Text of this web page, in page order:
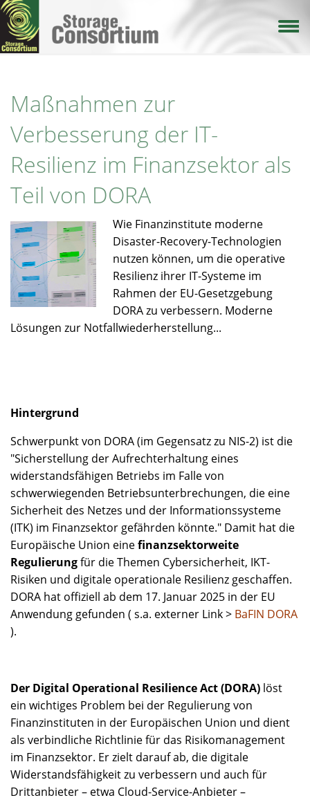
Direkt
zum
Inhalt
Maßnahmen zur
Verbesserung der IT-
Resilienz im Finanzsektor als
Teil von DORA
Wie Finanzinstitute moderne
Disaster-Recovery-Technologien
nutzen können, um die operative
Resilienz ihrer IT-Systeme im
Rahmen der EU-Gesetzgebung
DORA zu verbessern. Moderne
Lösungen zur Notfallwiederherstellung...
Hintergrund
Schwerpunkt von DORA (im Gegensatz zu NIS-2) ist die
"Sicherstellung der Aufrechterhaltung eines
widerstandsfähigen Betriebs im Falle von
schwerwiegenden Betriebsunterbrechungen, die eine
Sicherheit des Netzes und der Informationssysteme
(ITK) im Finanzsektor gefährden könnte." Damit hat die
Europäische Union einefinanzsektorweite
Regulierungfür die Themen Cybersicherheit, IKT-
Risiken und digitale operationale Resilienz geschaffen.
DORA hat offiziell ab dem 17. Januar 2025 in der EU
Anwendung gefunden ( s.a. externer Link > BaFIN DORA
).
Der Digital Operational Resilience Act (DORA) löst
ein wichtiges Problem bei der Regulierung von
Finanzinstituten in der Europäischen Union und dient
als verbindliche Richtlinie für das Risikomanagement
im Finanzsektor. Er zielt darauf ab, die digitale
Widerstandsfähigkeit zu verbessern und auch für
Drittanbieter – etwa Cloud-Service-Anbieter –